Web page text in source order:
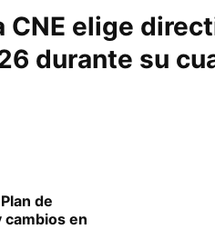
CNE elige
durante su
de
en